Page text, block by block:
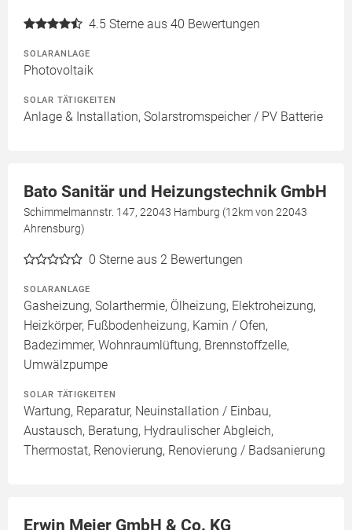
4.5 Sterne aus 40 Bewertungen
SOLARANLAGE
Photovoltaik
SOLAR TÄTIGKEITEN
Anlage & Installation, Solarstromspeicher / PV Batterie
Bato Sanitär und Heizungstechnik GmbH
Schimmelmannstr. 147, 22043 Hamburg (12km von 22043
Ahrensburg)
0 Sterne aus 2 Bewertungen
SOLARANLAGE
Gasheizung, Solarthermie, Ölheizung, Elektroheizung,
Heizkörper, Fußbodenheizung, Kamin / Ofen,
Badezimmer, Wohnraumlüftung, Brennstoffzelle,
Umwälzpumpe
SOLAR TÄTIGKEITEN
Wartung, Reparatur, Neuinstallation / Einbau,
Austausch, Beratung, Hydraulischer Abgleich,
Thermostat, Renovierung, Renovierung / Badsanierung
Erwin Meier GmbH & Co. KG